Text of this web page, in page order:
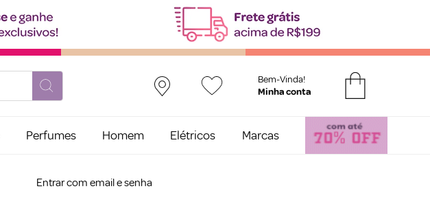
Bem-Vinda!
Perfumes Homem Elétricos Marcas
Entrar com email e senha